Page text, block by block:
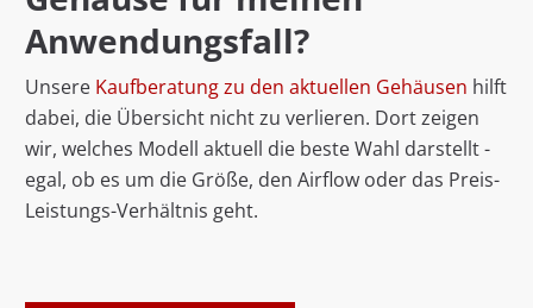
Anwendungsfall?
Unsere Kaufberatung zu den aktuellen Gehäusen hilft
dabei, die Übersicht nicht zu verlieren. Dort zeigen
wir, welches Modell aktuell die beste Wahl darstellt -
egal, ob es um die Größe, den Airflow oder das Preis-
Leistungs-Verhältnis geht.